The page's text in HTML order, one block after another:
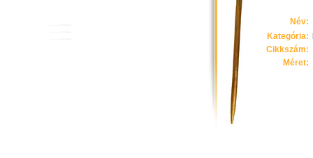
Név:
Kategória:
Cikkszám:
Méret: